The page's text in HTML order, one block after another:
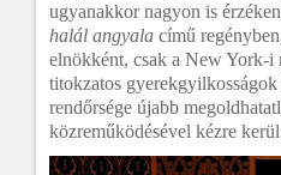
ugyanakkor nagyon is
halál angyala című
elnökként, csak a New York-i
titokzatos
rendőrsége újabb
közreműködésével kézre